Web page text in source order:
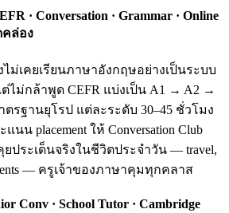
· Conversation · Grammar · Online
ล่อง
ม่เคยเรียนภาษาอังกฤษอย่างเป็นระบบ
ไม่กล้าพูด CEFR แบ่งเป็น A1 → A2 →
รฐานยุโรป แต่ละระดับ 30–45 ชั่วโมง
น placement ให้ Conversation Club
ยประเด็นจริงในชีวิตประจำวัน — travel,
— ครูเจ้าของภาษาคุมทุกคลาส
Conv · School Tutor · Cambridge